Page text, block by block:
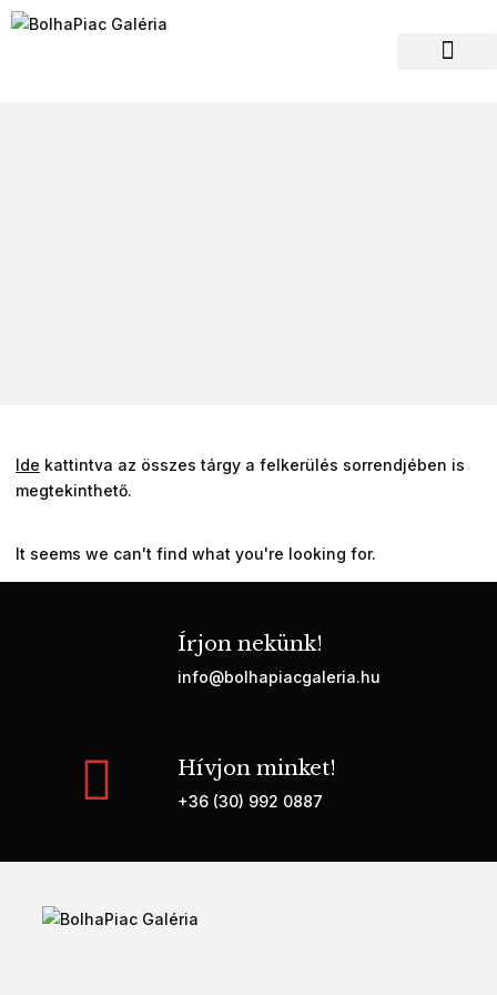
Ide kattintva az összes tárgy a felkerülés sorrendjében is
megtekinthető.
It seems we can't find what you're looking for.
Írjon nekünk!
info@bolhapiacgaleria.hu
Hívjon minket!
+36 (30) 992 0887